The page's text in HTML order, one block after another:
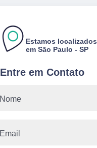
Entre em Contato
Estamos localizados
em São Paulo - SP